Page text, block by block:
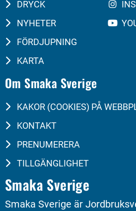
DRYCK
NYHETER
FÖRDJUPNING
KARTA
Om Smaka Sverige
KAKOR (COOKIES) PÅ
KONTAKT
PRENUMERERA
TILLGÄNGLIGHET
Smaka Sverige
Smaka Sverige är